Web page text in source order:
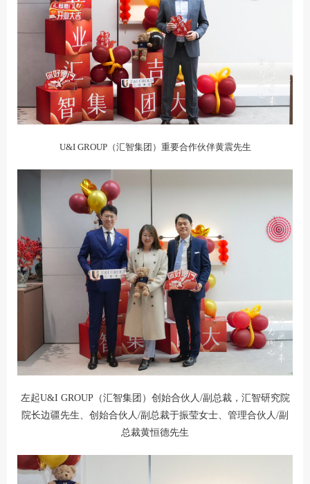
U&I GROUP（汇智集团）重要合作伙伴黄震先生
左起U&I GROUP（汇智集团）创始合伙人/副总裁，汇智研究院
院长边疆先生、创始合伙人/副总裁于振莹女士、管理合伙人/副
总裁黄恒德先生